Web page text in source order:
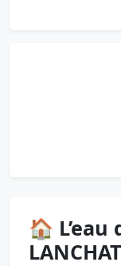
🏠 L’eau